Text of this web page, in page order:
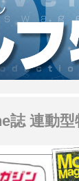
誌 連動型